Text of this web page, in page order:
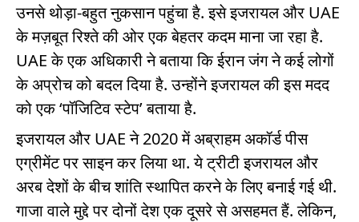
उनसे थोड़ा-बहुत नुकसान पहुंचा है. इसे इजरायल और UAE
के मज़बूत रिश्ते की ओर एक बेहतर कदम माना जा रहा है.
UAE के एक अधिकारी ने बताया कि ईरान जंग ने कई लोगों
के अप्रोच को बदल दिया है. उन्होंने इजरायल की इस मदद
को एक ‘पॉजिटिव स्टेप’ बताया है.
इजरायल और UAE ने 2020 में अब्राहम अकॉर्ड पीस
एग्रीमेंट पर साइन कर लिया था. ये ट्रीटी इजरायल और
अरब देशों के बीच शांति स्थापित करने के लिए बनाई गई थी.
गाजा वाले मुद्दे पर दोनों देश एक दूसरे से असहमत हैं. लेकिन,